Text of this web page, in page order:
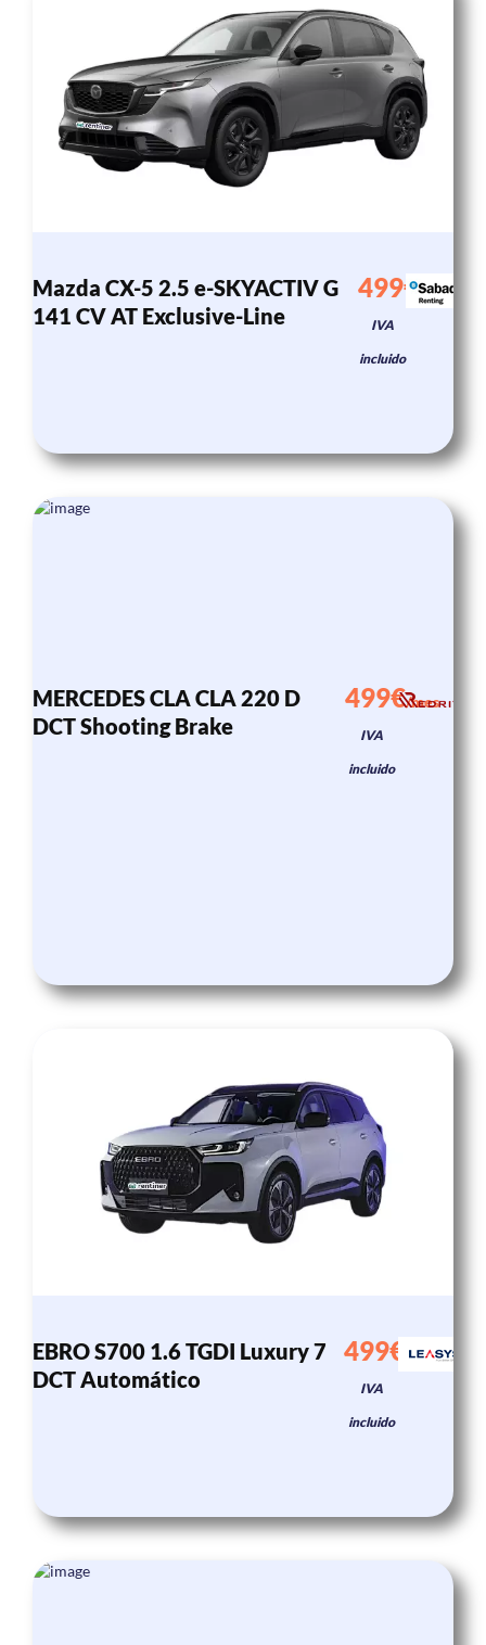
Mazda CX-5 2.5 e-SKYACTIV G
141 CV AT Exclusive-Line
499€/mes
IVA
incluido
MERCEDES CLA CLA 220 D
DCT Shooting Brake
499€/mes
IVA
incluido
EBRO S700 1.6 TGDI Luxury 7
DCT Automático
499€ /mes
IVA
incluido